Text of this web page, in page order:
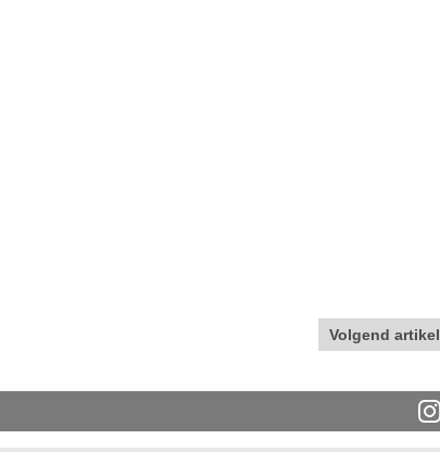
Volgend artikel